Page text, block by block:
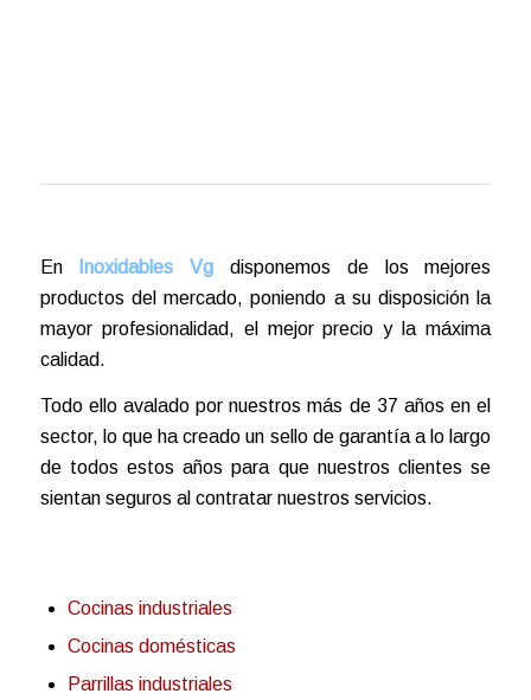
En Inoxidables Vgdisponemos de los mejores
productos del mercado, poniendo a su disposición la
mayor profesionalidad, el mejor precio y la máxima
calidad.
Todo ello avalado por nuestros más de 37 años en el
sector, lo que ha creado un sello de garantía a lo largo
de todos estos años para que nuestros clientes se
sientan seguros al contratar nuestros servicios.
Cocinas industriales
Cocinas domésticas
Parrillas industriales